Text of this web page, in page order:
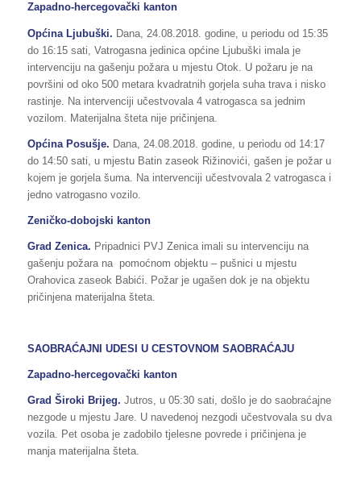
Zapadno-hercegovački kanton
Općina Ljubuški. Dana, 24.08.2018. godine, u periodu od 15:35
do 16:15 sati, Vatrogasna jedinica općine Ljubuški imala je
intervenciju na gašenju požara u mjestu Otok. U požaru je na
površini od oko 500 metara kvadratnih gorjela suha trava i nisko
rastinje. Na intervenciji učestvovala 4 vatrogasca sa jednim
vozilom. Materijalna šteta nije pričinjena.
Općina Posušje. Dana, 24.08.2018. godine, u periodu od 14:17
do 14:50 sati, u mjestu Batin zaseok Rižinovići, gašen je požar u
kojem je gorjela šuma. Na intervenciji učestvovala 2 vatrogasca i
jedno vatrogasno vozilo.
Zeničko-dobojski kanton
Grad Zenica. Pripadnici PVJ Zenica imali su intervenciju na
gašenju požara na pomoćnom objektu – pušnici u mjestu
Orahovica zaseok Babići. Požar je ugašen dok je na objektu
pričinjena materijalna šteta.
SAOBRAĆAJNI UDESI U CESTOVNOM SAOBRAĆAJU
Zapadno-hercegovački kanton
Grad Široki Brijeg. Jutros, u 05:30 sati, došlo je do saobraćajne
nezgode u mjestu Jare. U navedenoj nezgodi učestvovala su dva
vozila. Pet osoba je zadobilo tjelesne povrede i pričinjena je
manja materijalna šteta.